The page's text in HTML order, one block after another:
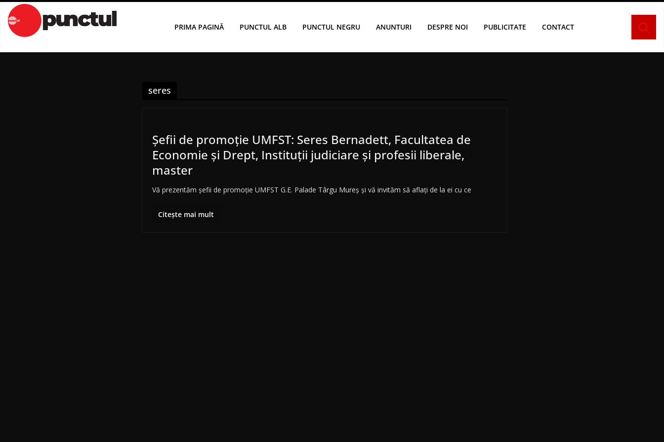
Sari
conținut
PRIMA PAGINĂ PUNCTUL ALB PUNCTUL NEGRU ANUNTURI DESPRE NOI PUBLICITATE CONTACT
seres
Șefii de promoție UMFST: Seres Bernadett, Facultatea de
Economie și Drept, Instituții judiciare și profesii liberale,
master
Vă prezentăm șefii de promoție UMFST G.E. Palade Târgu Mureș și vă invităm să aflați de la ei cu ce
Citește mai mult